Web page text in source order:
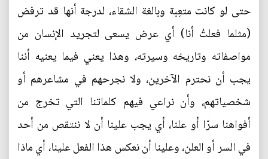
حتى لو كانت متعِبة وبالغة الشقاء، لدرجة أنها قد ترفض
(مثلما فعلتُ أنا) أي عرض يسعى لتجريد الإنسان من
مواصفاته وتاريخه وسيرته، وهذا يعني فيما يعنيه أننا
يجب أن نحترم الآخرين، ولا نجرحهم في مشاعرهم أو
شخصياتهم، وأن نراعي فيهم كلماتنا التي تخرج من
أفواهنا سرّا أو علنا، أي يجب علينا أن لا ننتقص من أحد
في السر أو العلن، وعلينا أن نعكس هذا الفعل علينا، أي ماذا